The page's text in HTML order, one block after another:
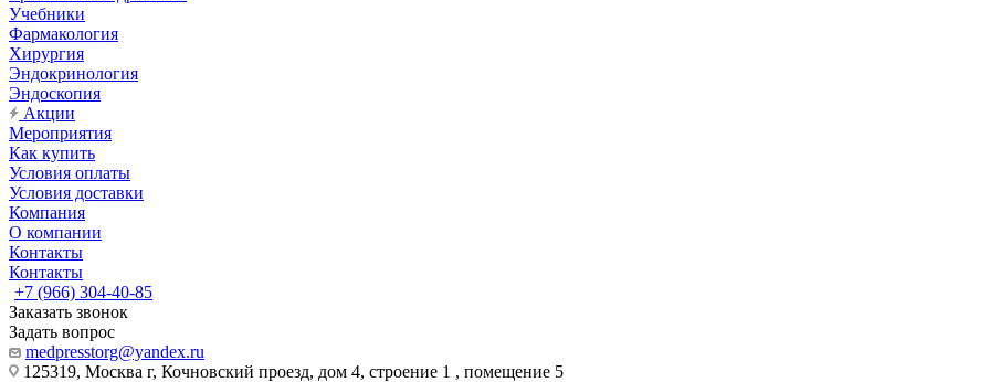
Учебники
Фармакология
Хирургия
Эндокринология
Эндоскопия
Акции
Мероприятия
Как купить
Условия оплаты
Условия доставки
Компания
О компании
Контакты
Контакты
+7 (966) 304-40-85
Заказать звонок
Задать вопрос
medpresstorg@yandex.ru
125319, Москва г, Кочновский проезд, дом 4, строение 1 , помещение 5